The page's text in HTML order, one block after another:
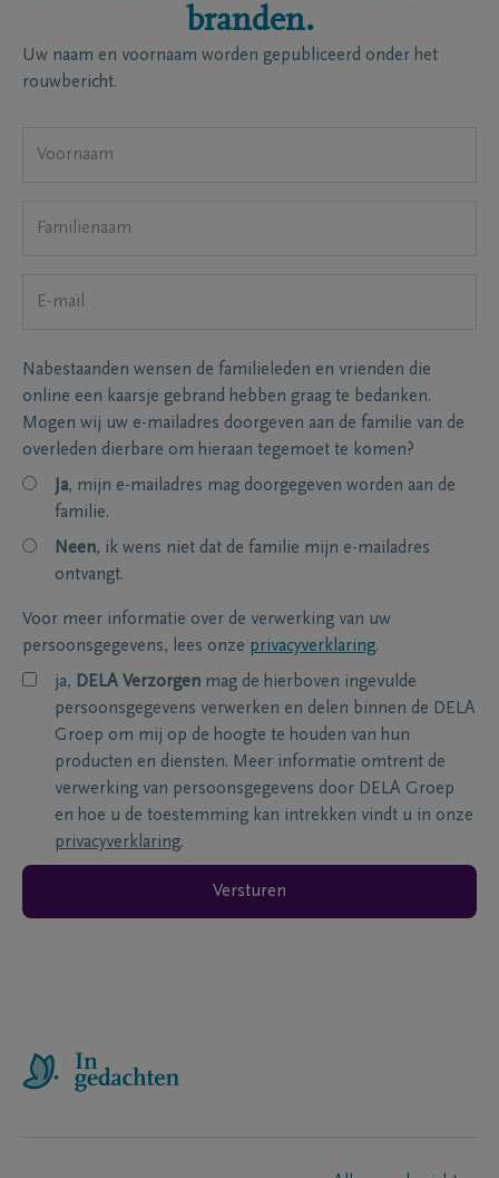
branden.
Uw naam en voornaam worden gepubliceerd onder het
rouwbericht.
Nabestaanden wensen de familieleden en vrienden die
online een kaarsje gebrand hebben graag te bedanken.
Mogen wij uw e-mailadres doorgeven aan de familie van de
overleden dierbare om hieraan tegemoet te komen?
Ja, mijn e-mailadres mag doorgegeven worden aan de
familie.
Neen, ik wens niet dat de familie mijn e-mailadres
ontvangt.
Voor meer informatie over de verwerking van uw
persoonsgegevens, lees onze privacyverklaring.
ja, DELA Verzorgen mag de hierboven ingevulde
persoonsgegevens verwerken en delen binnen de DELA
Groep om mij op de hoogte te houden van hun
producten en diensten. Meer informatie omtrent de
verwerking van persoonsgegevens door DELA Groep
en hoe u de toestemming kan intrekken vindt u in onze
privacyverklaring.
Versturen